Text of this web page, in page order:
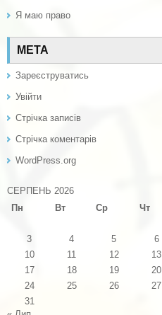
Я маю право
МЕТА
Зареєструватись
Увійти
Стрічка записів
Стрічка коментарів
WordPress.org
СЕРПЕНЬ 2026
Пн
Вт Ср Чт
3
4 5 6
10
11 12 13
17
18 19 20
24
25 26 27
31